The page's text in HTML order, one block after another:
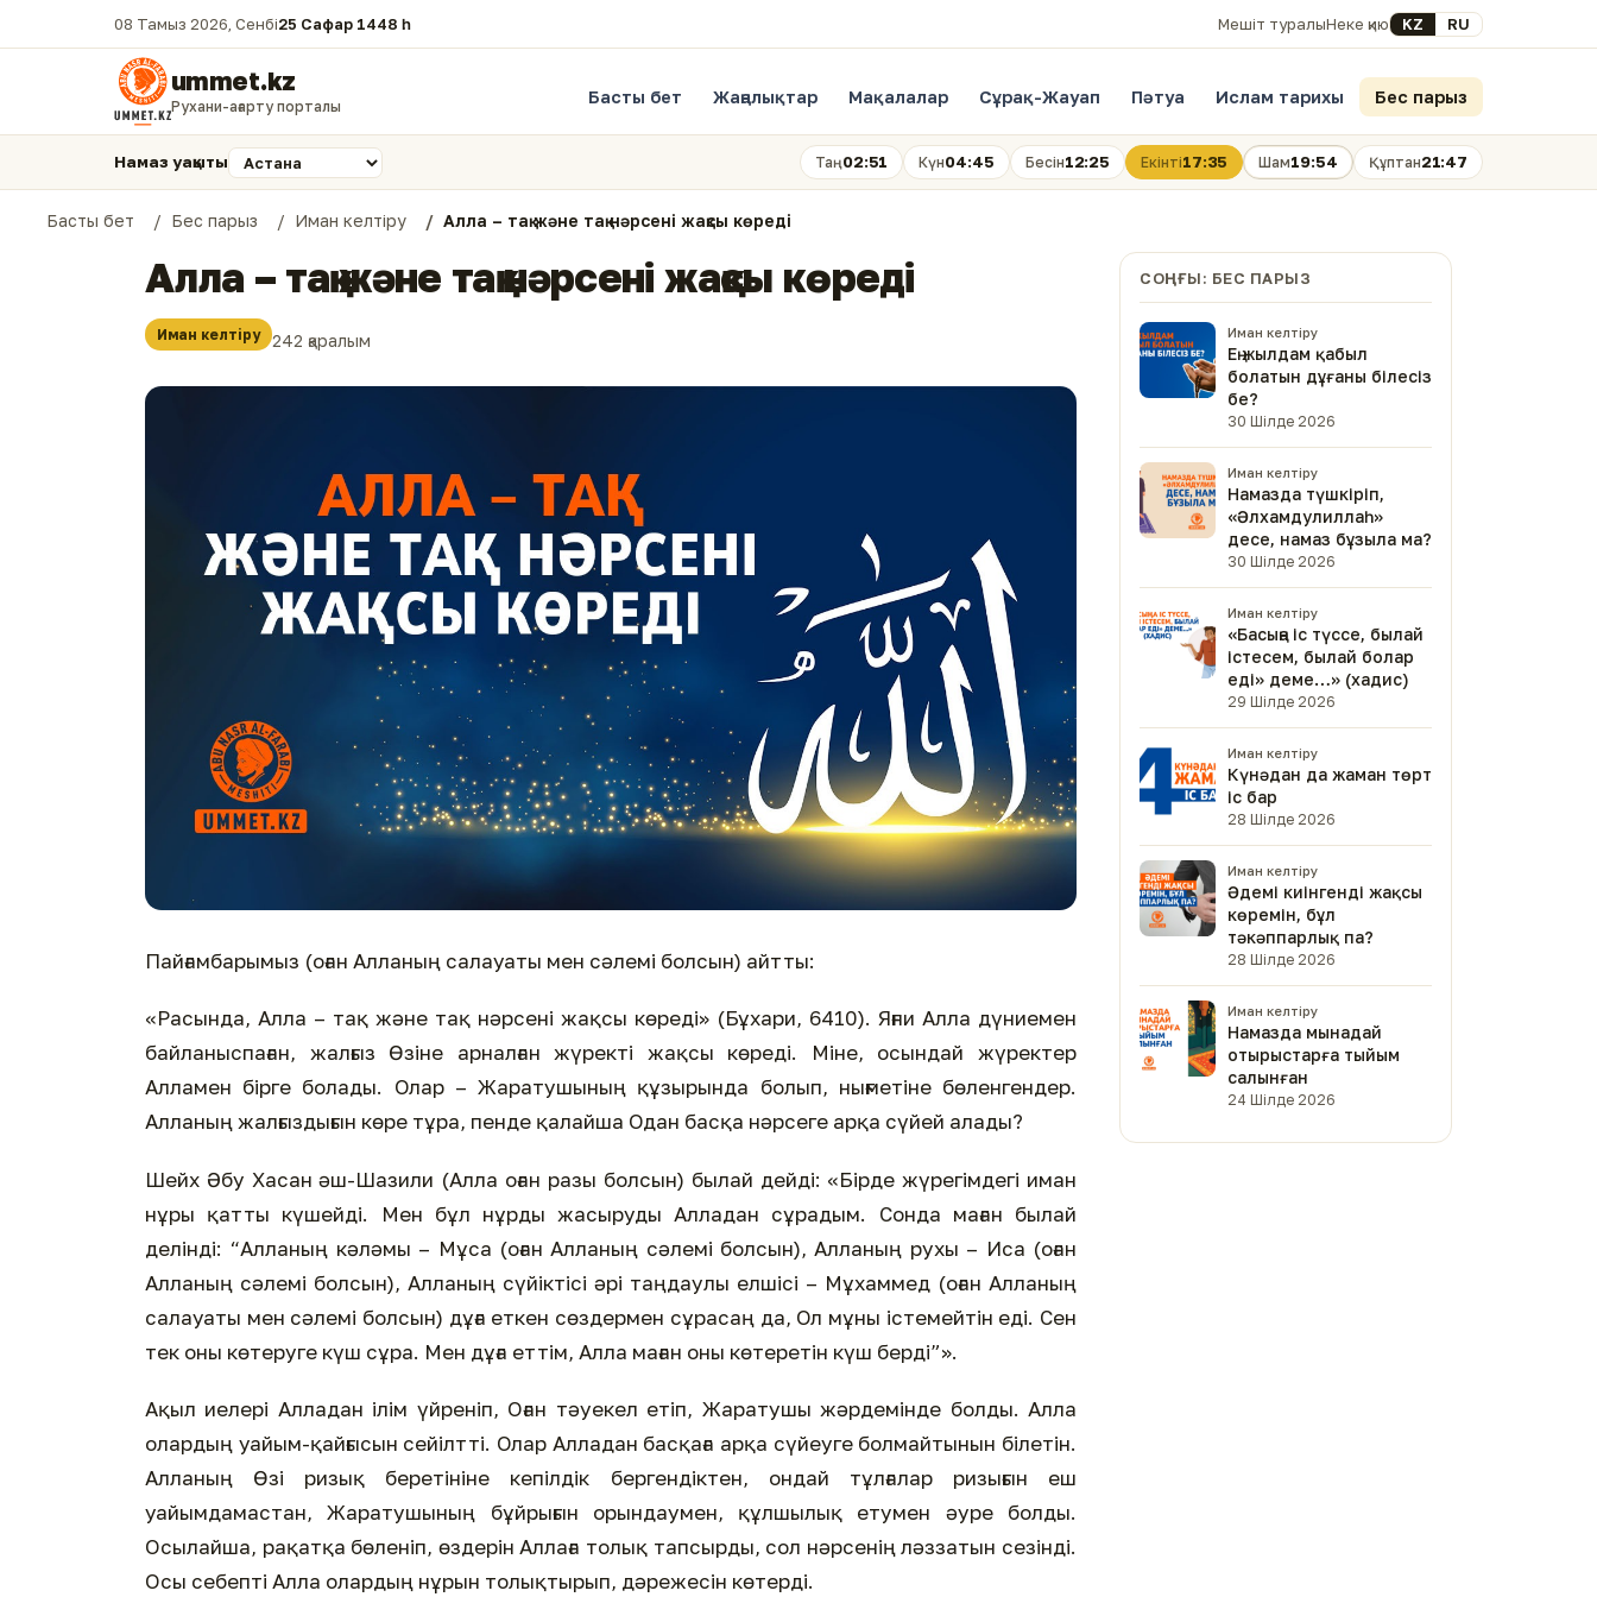
08 Тамыз 2026, Сенбі25 Сафар 1448 һ. Мешіт туралыНеке қиюSelect your language
KZ RU
ummet.kz
Рухани-ағарту порталы Басты бет Жаңалықтар Мақалалар Сұрақ-Жауап Пәтуа Ислам тарихы Бес парыз
Намаз уақыты Таң02:51 Күн04:45 Бесін12:25 Екінті17:35 Шам19:54 Құптан21:47
Басты бет Бес парыз Иман келтіру Алла – тақ және тақ нәрсені жақсы көреді
Алла – тақ және тақ нәрсені жақсы көреді
Иман келтіру 242 қаралым
Пайғамбарымыз (оған Алланың салауаты мен сәлемі болсын) айтты:
«Расында, Алла – тақ және тақ нәрсені жақсы көреді» (Бұхари, 6410). Яғни Алла дүниемен
байланыспаған, жалғыз Өзіне арналған жүректі жақсы көреді. Міне, осындай жүректер
Алламен бірге болады. Олар – Жаратушының құзырында болып, нығметіне бөленгендер.
Алланың жалғыздығын көре тұра, пенде қалайша Одан басқа нәрсеге арқа сүйей алады?
Шейх Әбу Хасан әш-Шазили (Алла оған разы болсын) былай дейді: «Бірде жүрегімдегі иман
нұры қатты күшейді. Мен бұл нұрды жасыруды Алладан сұрадым. Сонда маған былай
делінді: “Алланың кәләмы – Мұса (оған Алланың сәлемі болсын), Алланың рухы – Иса (оған
Алланың сәлемі болсын), Алланың сүйіктісі әрі таңдаулы елшісі – Мұхаммед (оған Алланың
салауаты мен сәлемі болсын) дұға еткен сөздермен сұрасаң да, Ол мұны істемейтін еді. Сен
тек оны көтеруге күш сұра. Мен дұға еттім, Алла маған оны көтеретін күш берді”».
Ақыл иелері Алладан ілім үйреніп, Оған тәуекел етіп, Жаратушы жәрдемінде болды. Алла
олардың уайым-қайғысын сейілтті. Олар Алладан басқаға арқа сүйеуге болмайтынын білетін.
Алланың Өзі ризық беретініне кепілдік бергендіктен, ондай тұлғалар ризығын еш
уайымдамастан, Жаратушының бұйрығын орындаумен, құлшылық етумен әуре болды.
Осылайша, рақатқа бөленіп, өздерін Аллаға толық тапсырды, сол нәрсенің ләззатын сезінді.
Осы себепті Алла олардың нұрын толықтырып, дәрежесін көтерді.
СОҢҒЫ: БЕС ПАРЫЗ
Иман келтіру
Ең жылдам қабыл
болатын дұғаны білесіз
бе?
30 Шілде 2026
Иман келтіру
Намазда түшкіріп,
«Әлхамдулиллаһ»
десе, намаз бұзыла ма?
30 Шілде 2026
Иман келтіру
«Басыңа іс түссе, былай
істесем, былай болар
еді» деме…» (хадис)
29 Шілде 2026
Иман келтіру
Күнәдан да жаман төрт
іс бар
28 Шілде 2026
Иман келтіру
Әдемі киінгенді жақсы
көремін, бұл
тәкәппарлық па?
28 Шілде 2026
Иман келтіру
Намазда мынадай
отырыстарға тыйым
салынған
24 Шілде 2026